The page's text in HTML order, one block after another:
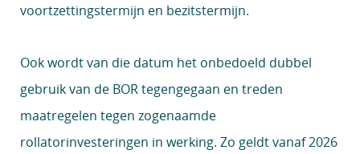
voortzettingstermijn en bezitstermijn.
Ook wordt van die datum het onbedoeld dubbel
gebruik van de BOR tegengegaan en treden
maatregelen tegen zogenaamde
rollatorinvesteringen in werking. Zo geldt vanaf 2026